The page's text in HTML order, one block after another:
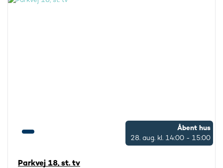
Åbent hus
28. aug. kl. 14:00 - 15:00
Parkvej 18, st. tv